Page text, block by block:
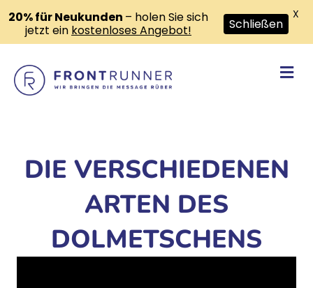
DIE VERSCHIEDENEN
ARTEN DES
DOLMETSCHENS
20% für Neukunden – holen Sie sich
jetzt ein kostenloses Angebot! Schließen
X